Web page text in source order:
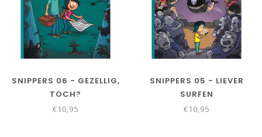
SNIPPERS 06 - GEZELLIG,
TOCH?
€10,95
SNIPPERS 05 - LIEVER
SURFEN
€10,95